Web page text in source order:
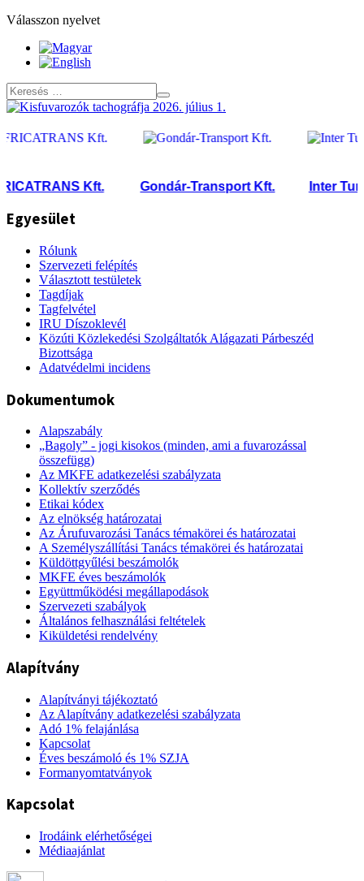
Válasszon nyelvet
Kft. Gondár-Transport Kft. Inter Turbo
Egyesület
Rólunk
Szervezeti felépítés
Választott testületek
Tagdíjak
Tagfelvétel
IRU Díszoklevél
Közúti Közlekedési Szolgáltatók Alágazati Párbeszéd
Bizottsága
Adatvédelmi incidens
Dokumentumok
Alapszabály
„Bagoly” - jogi kisokos (minden, ami a fuvarozással
összefügg)
Az MKFE adatkezelési szabályzata
Kollektív szerződés
Etikai kódex
Az elnökség határozatai
Az Árufuvarozási Tanács témakörei és határozatai
A Személyszállítási Tanács témakörei és határozatai
Küldöttgyűlési beszámolók
MKFE éves beszámolók
Együttműködési megállapodások
Szervezeti szabályok
Általános felhasználási feltételek
Kiküldetési rendelvény
Alapítvány
Alapítványi tájékoztató
Az Alapítvány adatkezelési szabályzata
Adó 1% felajánlása
Kapcsolat
Éves beszámoló és 1% SZJA
Formanyomtatványok
Kapcsolat
Irodáink elérhetőségei
Médiaajánlat